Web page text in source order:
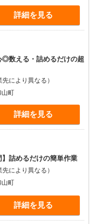
詳細を見る
◎数える・詰めるだけの超
により異なる）
町
詳細を見る
】詰めるだけの簡単作業
により異なる）
町
詳細を見る